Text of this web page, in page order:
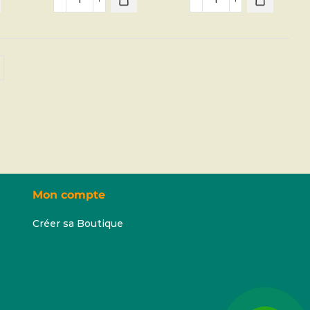
Pointure. 40 à
Pointure. 40 à
Mon compte
Créer sa Boutique